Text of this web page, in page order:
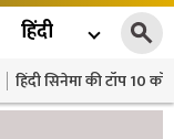
हिंदी
हिंदी सिनेमा की टॉप 10